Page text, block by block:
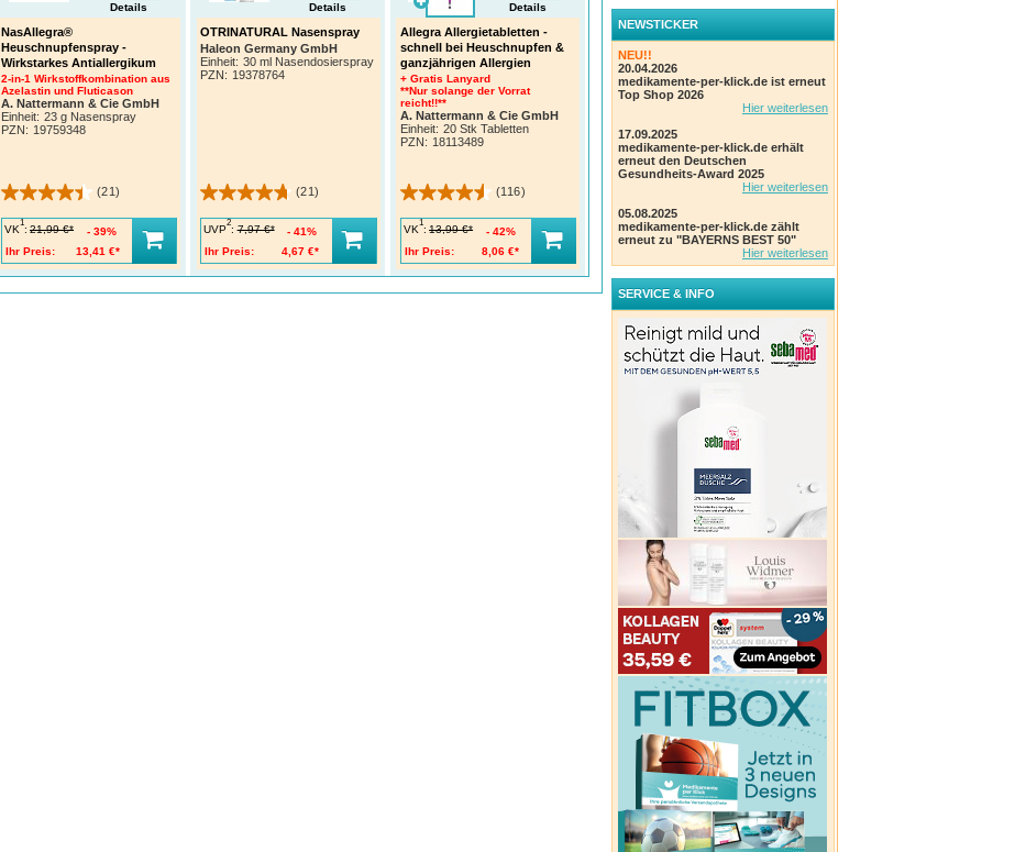
NasAllegra®
Heuschnupfenspray -
Wirkstarkes Antiallergikum
2-in-1 Wirkstoffkombination aus
Azelastin und Fluticason
A. Nattermann & Cie GmbH
Einheit: 23 g Nasenspray
PZN: 19759348
Details
(21)
VK
1
: 21,99 €*
Ihr Preis:
13,41 €*
39%
OTRINATURAL Nasenspray
Haleon Germany GmbH
Einheit: 30 ml Nasendosierspray
PZN: 19378764
Details
(21)
UVP
2
: 7,97 €*
Ihr Preis:
4,67 €*
41%
Allegra Allergietabletten -
schnell bei Heuschnupfen &
ganzjährigen Allergien
+ Gratis Lanyard
**Nur solange der Vorrat
reicht!!**
A. Nattermann & Cie GmbH
Einheit: 20 Stk Tabletten
PZN: 18113489
Details
(116)
VK
1
: 13,99 €*
Ihr Preis:
8,06 €*
42%
Optilegra Augentropfen bei
Hilfe
Schnelle Hilfe** bei
Heuschnupfen-Symptomen an
den Augen
A. Nattermann & Cie GmbH
Einheit: 5 ml Augentropfen
PZN: 19759331
Details
VK
1
: 15,97 €*
40%
Erdbeergeschmack
+ Gratis Lanyard
reicht!!**
A. Nattermann & Cie GmbH
PZN
Ihr Preis:
NEWSTICKER
NEU!!
20.04.2026
medikamente-per-klick.de ist erneut
Top Shop 2026
Hier weiterlesen
17.09.2025
medikamente-per-klick.de erhält
erneut den Deutschen
Gesundheits-Award 2025
Hier weiterlesen
05.08.2025
medikamente-per-klick.de zählt
erneut zu "BAYERNS BEST 50"
Hier weiterlesen
SERVICE & INFO